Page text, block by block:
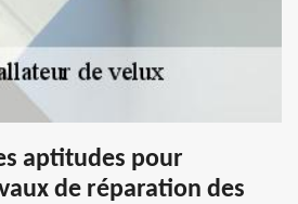
aptitudes pour
de réparation des